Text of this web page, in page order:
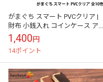
がまぐち スマート PVCクリア |
財布 小銭入れ コインケース アク
セサリー プレゼント ギフト クリ
ア 透明 がま口
1,400円
14ポイント